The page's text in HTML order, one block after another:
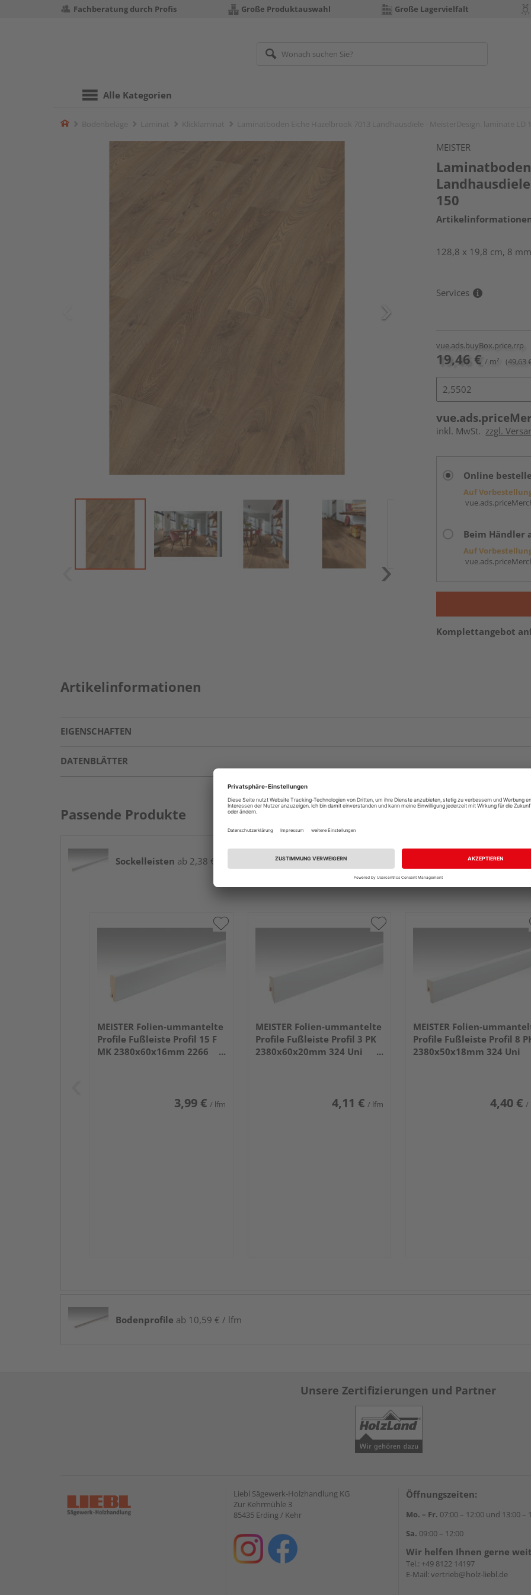
Fachberatung durch Profis Große Produktauswahl Große Lagervielfalt
Alle Kategorien
Home
MEISTER
150
128,8 x 19,8 cm, 8
Services
vue.ads.buyBox.price.rrp
19,46 € / m² (49,63
inkl. MwSt. zzgl.
Online
Auf
Beim Händler
Auf
Komplettangebot
Artikelinformationen
EIGENSCHAFTEN
DATENBLÄTTER
Passende Produkte
Sockelleisten ab 2,38 € / lfm
MEISTER Folien-ummantelte
Profile Fußleiste Profil 15 F
MK 2380x60x16mm 2266
3,99 € / lfm
MEISTER Folien-ummantelte
Profile Fußleiste Profil 3 PK
2380x60x20mm 324 Uni
4,11 € / lfm
MEISTER Folien-
Profile Fußleiste Profil 8
2380x50x18mm 324 Uni
4,40 € /
Bodenprofile ab 10,59 € / lfm
Unsere Zertifizierungen und Partner
Liebl Sägewerk-Holzhandlung KG
Zur Kehrmühle 3
85435 Erding / Kehr
Öffnungszeiten:
Mo. – Fr. 07:00 – 12:00 und 13:00 –
Sa. 09:00 – 12:00
Wir helfen Ihnen gerne
Tel.: +49 8122 14197
E-Mail: vertrieb@holz-liebl.de